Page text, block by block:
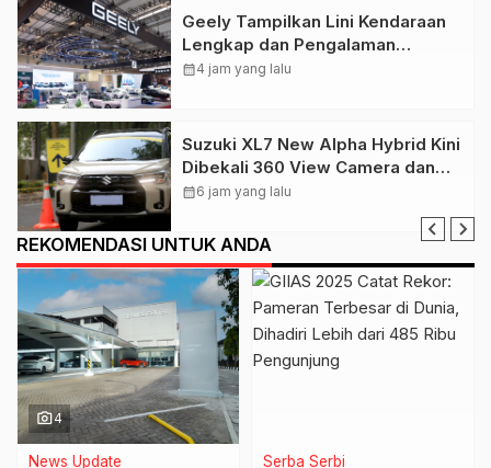
Geely Tampilkan Lini Kendaraan
Lengkap dan Pengalaman
Interaktif di GIIAS 2026
calendar_month4 jam yang lalu
Suzuki XL7 New Alpha Hybrid Kini
Dibekali 360 View Camera dan
DVR
calendar_month6 jam yang lalu
REKOMENDASI UNTUK ANDA
photo_camera4
News Update Serba Serbi